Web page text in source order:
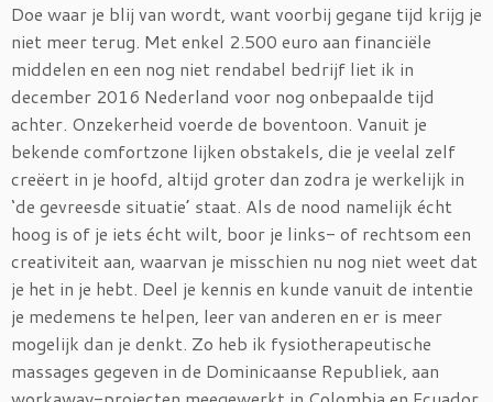
Doe waar je blij van wordt, want voorbij gegane tijd krijg je
niet meer terug. Met enkel 2.500 euro aan financiële
middelen en een nog niet rendabel bedrijf liet ik in
december 2016 Nederland voor nog onbepaalde tijd
achter. Onzekerheid voerde de boventoon. Vanuit je
bekende comfortzone lijken obstakels, die je veelal zelf
creëert in je hoofd, altijd groter dan zodra je werkelijk in
‘de gevreesde situatie’ staat. Als de nood namelijk écht
hoog is of je iets écht wilt, boor je links- of rechtsom een
creativiteit aan, waarvan je misschien nu nog niet weet dat
je het in je hebt. Deel je kennis en kunde vanuit de intentie
je medemens te helpen, leer van anderen en er is meer
mogelijk dan je denkt. Zo heb ik fysiotherapeutische
massages gegeven in de Dominicaanse Republiek, aan